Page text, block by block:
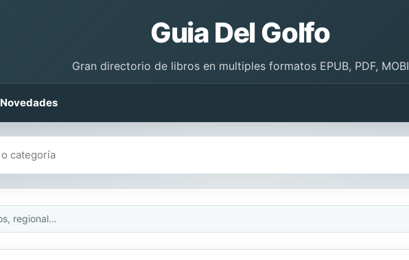
Guia Del Golfo
Gran directorio de libros en multiples formatos EPUB, PDF, MOBI
Novedades
Conjuntos geopolíticos, regionalización y procesos de integración en el siglo XXI